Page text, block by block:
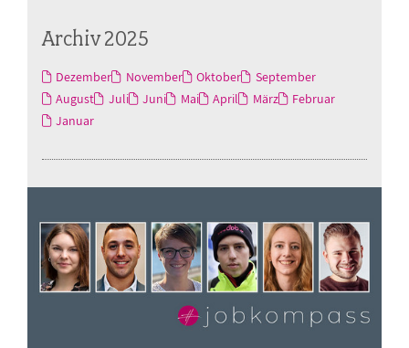
Archiv 2025
Dezember November Oktober
September
August
Juli Juni Mai April März
Februar
Januar